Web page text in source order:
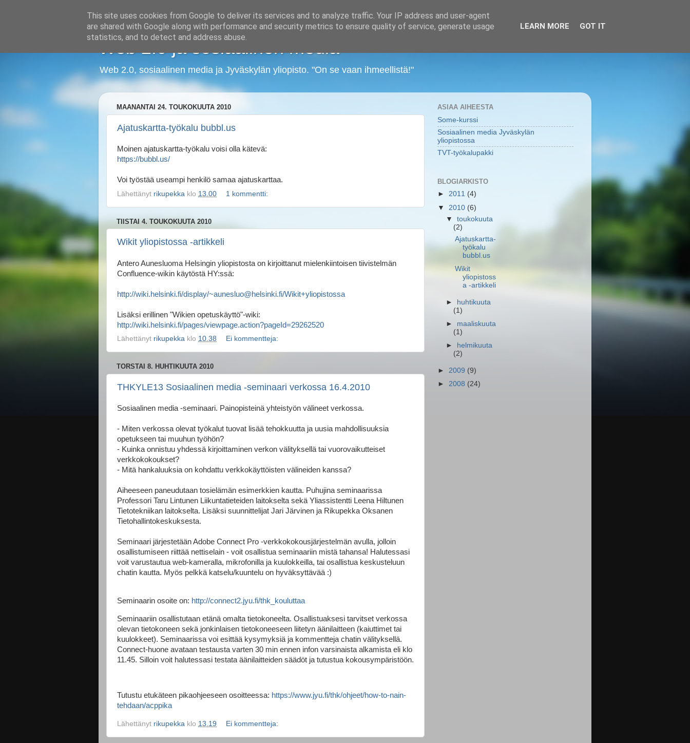
Web 2.0 ja sosiaalinen media
Web 2.0, sosiaalinen media ja Jyväskylän yliopisto. "On se vaan ihmeellistä!"
MAANANTAI 24. TOUKOKUUTA 2010
Ajatuskartta-työkalu bubbl.us
Moinen ajatuskartta-työkalu voisi olla kätevä:
https://bubbl.us/
Voi työstää useampi henkilö samaa ajatuskarttaa.
Lähettänyt rikupekka klo 13.00 1 kommentti:
TIISTAI 4. TOUKOKUUTA 2010
Wikit yliopistossa -artikkeli
Antero Aunesluoma Helsingin yliopistosta on kirjoittanut mielenkiintoisen tiivistelmän
Confluence-wikin käytöstä HY:ssä:
http://wiki.helsinki.fi/display/~aunesluo@helsinki.fi/Wikit+yliopistossa
Lisäksi erillinen "Wikien opetuskäyttö"-wiki:
http://wiki.helsinki.fi/pages/viewpage.action?pageId=29262520
Lähettänyt rikupekka klo 10.38 Ei kommentteja:
TORSTAI 8. HUHTIKUUTA 2010
THKYLE13 Sosiaalinen media -seminaari verkossa 16.4.2010
Sosiaalinen media -seminaari. Painopisteinä yhteistyön välineet verkossa.
- Miten verkossa olevat työkalut tuovat lisää tehokkuutta ja uusia mahdollisuuksia
opetukseen tai muuhun työhön?
- Kuinka onnistuu yhdessä kirjoittaminen verkon välityksellä tai vuorovaikutteiset
verkkokokoukset?
- Mitä hankaluuksia on kohdattu verkkokäyttöisten välineiden kanssa?
Aiheeseen paneudutaan tosielämän esimerkkien kautta. Puhujina seminaarissa
Professori Taru Lintunen Liikuntatieteiden laitokselta sekä Yliassistentti Leena Hiltunen
Tietotekniikan laitokselta. Lisäksi suunnittelijat Jari Järvinen ja Rikupekka Oksanen
Tietohallintokeskuksesta.
Seminaari järjestetään Adobe Connect Pro -verkkokokousjärjestelmän avulla, jolloin
osallistumiseen riittää nettiselain - voit osallistua seminaariin mistä tahansa! Halutessasi
voit varustautua web-kameralla, mikrofonilla ja kuulokkeilla, tai osallistua keskusteluun
chatin kautta. Myös pelkkä katselu/kuuntelu on hyväksyttävää :)
Seminaarin osoite on: http://connect2.jyu.fi/thk_kouluttaa
Seminaariin osallistutaan etänä omalta tietokoneelta. Osallistuaksesi tarvitset verkossa
olevan tietokoneen sekä jonkinlaisen tietokoneeseen liitetyn äänilaitteen (kaiuttimet tai
kuulokkeet). Seminaarissa voi esittää kysymyksiä ja kommentteja chatin välityksellä.
Connect-huone avataan testausta varten 30 min ennen infon varsinaista alkamista eli klo
11.45. Silloin voit halutessasi testata äänilaitteiden säädöt ja tutustua kokousympäristöön.
Tutustu etukäteen pikaohjeeseen osoitteessa: https://www.jyu.fi/thk/ohjeet/how-to-nain-
tehdaan/acppika
Lähettänyt rikupekka klo 13.19 Ei kommentteja:
ASIAA AIHEESTA
Some-kurssi
Sosiaalinen media Jyväskylän
yliopistossa
TVT-työkalupakki
BLOGIARKISTO
► 2011 (4)
▼ 2010 (6)
▼toukokuuta
(2)
Ajatuskartta-
työkalu
bubbl.us
Wikit
yliopistoss
a -artikkeli
►
huhtikuuta
(1)
► maaliskuuta
(1)
►
helmikuuta
(2)
► 2009 (9)
► 2008 (24)
This site uses cookies from Google to deliver its services and to analyze traffic. Your IP address and user-agent
are shared with Google along with performance and security metrics to ensure quality of service, generate usage
statistics, and to detect and address abuse.
LEARN MORE GOT IT